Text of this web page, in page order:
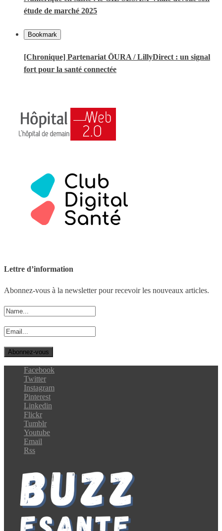
étude de marché 2025
Bookmark
[Chronique] Partenariat ŌURA / LillyDirect : un signal
fort pour la santé connectée
Lettre d’information
Abonnez-vous à la newsletter pour recevoir les nouveaux articles.
Facebook
Twitter
Instagram
Pinterest
Linkedin
Flickr
Tumblr
Youtube
Email
Rss